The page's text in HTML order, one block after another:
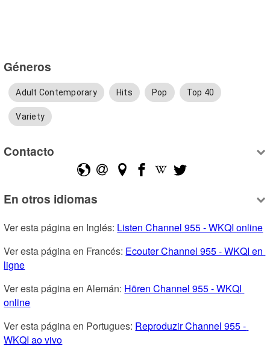
Géneros
Adult Contemporary Hits Pop Top 40
Variety
Contacto
En otros idiomas
Ver esta página en Inglés: Listen Channel 955 - WKQI online
Ver esta página en Francés: Ecouter Channel 955 - WKQI en
ligne
Ver esta página en Alemán: Hören Channel 955 - WKQI
online
Ver esta página en Portugues: Reproduzir Channel 955 -
WKQI ao vivo